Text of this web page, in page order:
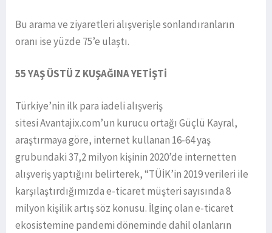
Bu arama ve ziyaretleri alışverişle sonlandıranların
oranı ise yüzde 75’e ulaştı.
55 YAŞ ÜSTÜ Z KUŞAĞINA YETİŞTİ
Türkiye’nin ilk para iadeli alışveriş
sitesi Avantajix.com’un kurucu ortağı Güçlü Kayral,
araştırmaya göre, internet kullanan 16-64 yaş
grubundaki 37,2 milyon kişinin 2020’de internetten
alışveriş yaptığını belirterek, “TÜİK’in 2019 verileri ile
karşılaştırdığımızda e-ticaret müşteri sayısında 8
milyon kişilik artış söz konusu. İlginç olan e-ticaret
ekosistemine pandemi döneminde dahil olanların